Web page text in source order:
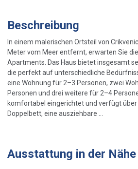
Beschreibung
In einem malerischen Ortsteil von
Meter vom Meer entfernt, erwarten Sie
Apartments. Das Haus bietet insgesamt
die perfekt auf unterschiedliche
eine Wohnung für 2–3 Personen, zwei
Personen und drei weitere für 2–4
komfortabel eingerichtet und verfügt
Doppelbett, eine ausziehbare ...
Ausstattung in der Nähe